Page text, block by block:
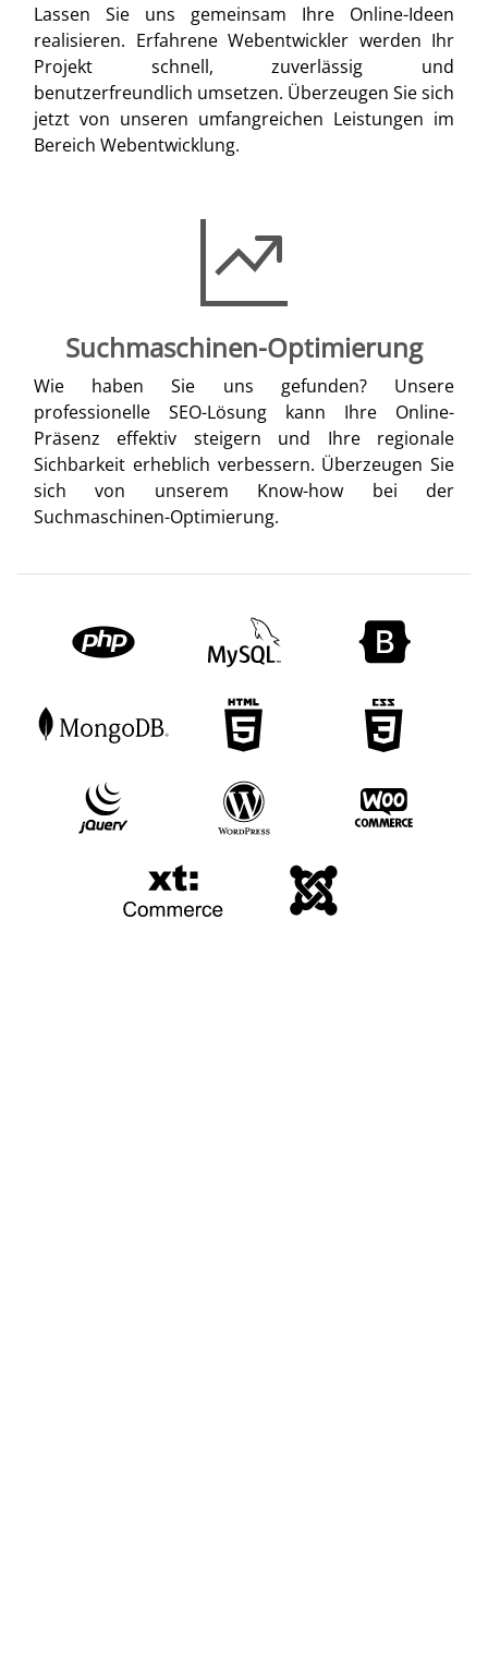
Lassen Sie uns gemeinsam Ihre Online-Ideen
realisieren. Erfahrene Webentwickler werden Ihr
Projekt schnell, zuverlässig und
benutzerfreundlich umsetzen. Überzeugen Sie sich
jetzt von unseren umfangreichen Leistungen im
Bereich Webentwicklung.
Suchmaschinen-Optimierung
Wie haben Sie uns gefunden? Unsere
professionelle SEO-Lösung kann Ihre Online-
Präsenz effektiv steigern und Ihre regionale
Sichbarkeit erheblich verbessern. Überzeugen Sie
sich von unserem Know-how bei der
Suchmaschinen-Optimierung.